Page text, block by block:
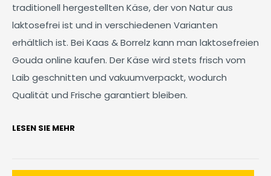
traditionell hergestellten Käse, der von Natur aus
laktosefrei ist und in verschiedenen Varianten
erhältlich ist. Bei Kaas & Borrelz kann man laktosefreien
Gouda online kaufen. Der Käse wird stets frisch vom
Laib geschnitten und vakuumverpackt, wodurch
Qualität und Frische garantiert bleiben.
LESEN SIE MEHR